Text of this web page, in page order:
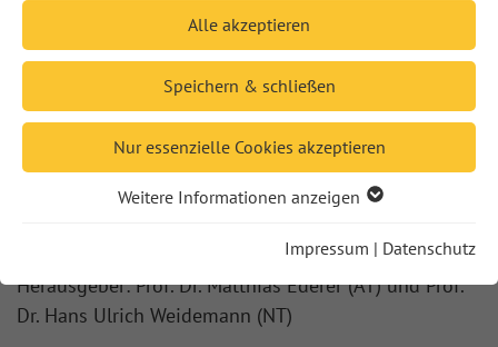
Alle akzeptieren
Speichern & schließen
Nur essenzielle Cookies akzeptieren
Weitere Informationen anzeigen
Impressum | Datenschutz
bibelwissenschaftlich interessierten Leserkreis
aktuelle Themen erschließen. Sie genügen
wissenschaftlichen Ansprüchen und erörtern auf
begrenztem Umfang von 160 bis max. 200 Seiten
von der Bibelwissenschaft her Fragestellungen, die
derzeit in Exegese, Theologie oder Kirche und
Gesellschaft diskutiert werden. Auch laden sie ein
Herausgeber: Prof. Dr. Matthias Ederer (AT) und Prof.
Dr. Hans Ulrich Weidemann (NT)